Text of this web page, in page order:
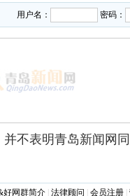
用户名： 密码：
不表明青岛新闻网